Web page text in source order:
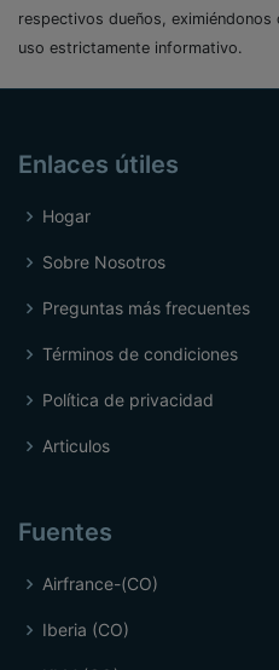
respectivos dueños,
uso estrictamente informativo.
Enlaces útiles
Hogar
Sobre Nosotros
Preguntas más frecuentes
Términos de condiciones
Política de privacidad
Articulos
Fuentes
Airfrance-(CO)
Iberia (CO)